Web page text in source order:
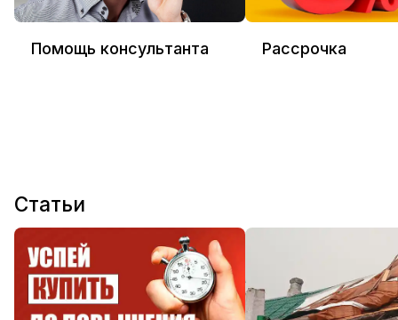
Помощь консультанта Рассрочка
Статьи